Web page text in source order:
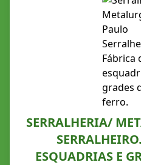
SERRALHERIA/
ESQUADRIAS E